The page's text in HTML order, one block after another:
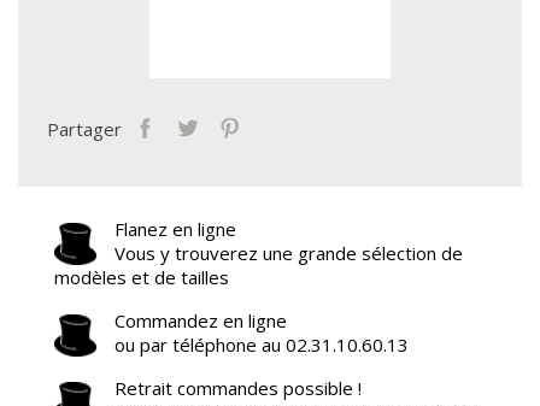
Partager
Flanez en ligne
Vous y trouverez une grande sélection de
modèles et de tailles
Commandez en ligne
ou par téléphone au 02.31.10.60.13
Retrait commandes possible !